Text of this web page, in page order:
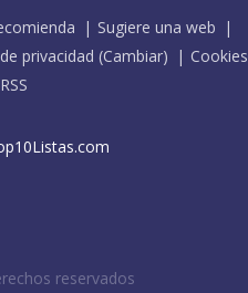
Sugiere una web
privacidad (Cambiar)
Cookies
RSS
reservados